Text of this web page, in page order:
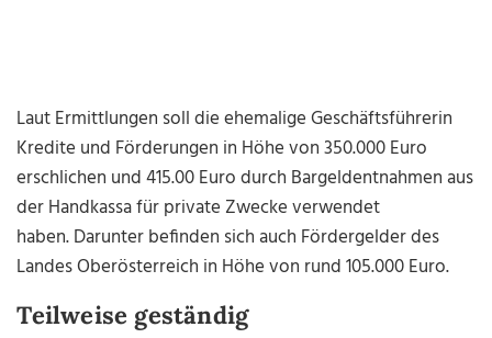
Laut Ermittlungen soll die ehemalige Geschäftsführerin
Kredite und Förderungen in Höhe von 350.000 Euro
erschlichen und 415.00 Euro durch Bargeldentnahmen aus
der Handkassa für private Zwecke verwendet
haben. Darunter befinden sich auch Fördergelder des
Landes Oberösterreich in Höhe von rund 105.000 Euro.
Teilweise geständig